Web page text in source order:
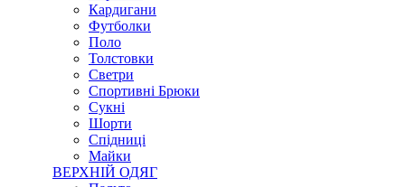
Кардигани
Футболки
Поло
Толстовки
Светри
Спортивні Брюки
Сукні
Шорти
Спідниці
Майки
ВЕРХНІЙ ОДЯГ